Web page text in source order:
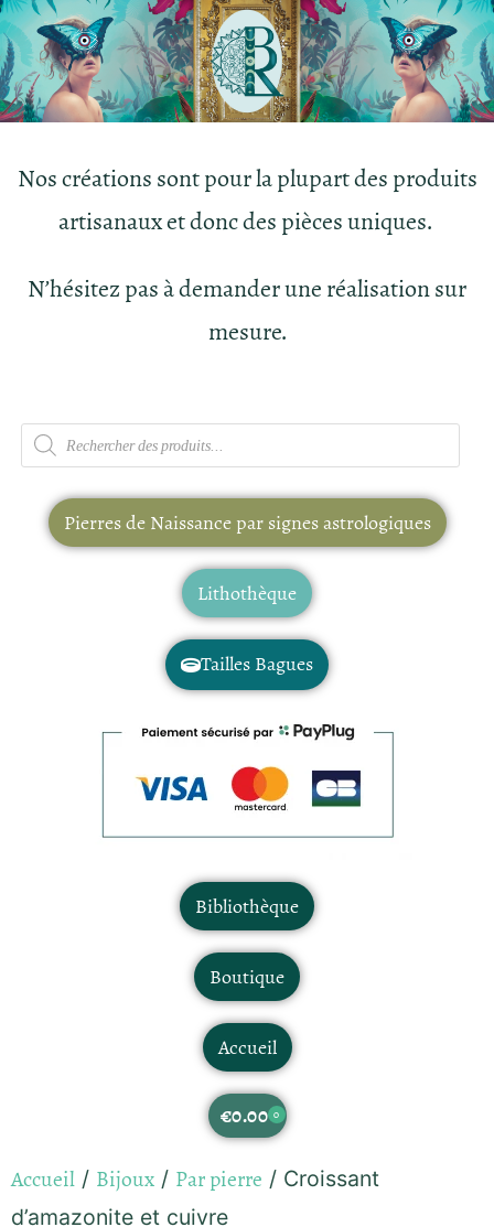
Nos créations sont pour la plupart des produits
artisanaux et donc des pièces uniques.
N’hésitez pas à demander une réalisation sur
mesure.
Pierres de Naissance par signes astrologiques
Lithothèque
Tailles Bagues
Bibliothèque
Boutique
Accueil
€0.00 0
Accueil / Bijoux / Par pierre / Croissant
d’amazonite et cuivre